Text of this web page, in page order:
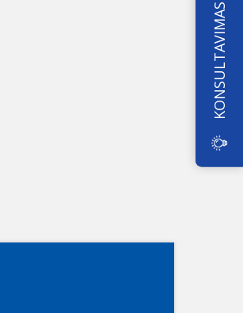
KONSULTAVIMAS